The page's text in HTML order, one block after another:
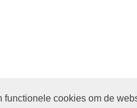
functionele cookies om de